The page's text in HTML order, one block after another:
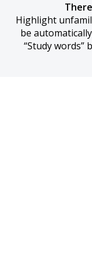
Highlight
be
“Study